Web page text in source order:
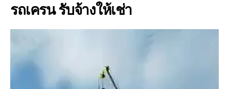
รถเครน รับจ้างให้เช่า